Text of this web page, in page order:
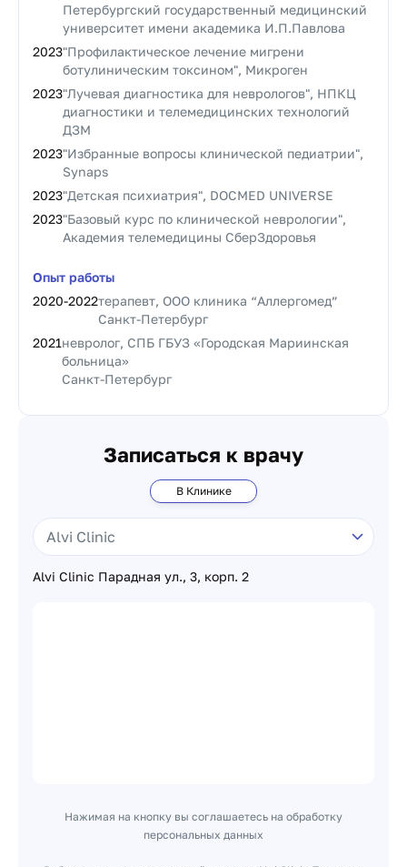
Петербургский государственный медицинский
университет имени академика И.П.Павлова
2023"Профилактическое лечение мигрени
ботулиническим токсином", Микроген
2023"Лучевая диагностика для неврологов", НПКЦ
диагностики и телемедицинских технологий
ДЗМ
2023"Избранные вопросы клинической педиатрии",
Synaps
2023"Детская психиатрия", DOCMED UNIVERSE
2023"Базовый курс по клинической неврологии",
Академия телемедицины СберЗдоровья
Опыт работы
2020-2022терапевт, OOO клиника “Аллергомед”
Санкт-Петербург
2021невролог, СПБ ГБУЗ «Городская Мариинская
больница»
Санкт-Петербург
Записаться к врачу
В Клинике
Alvi Clinic Парадная ул., 3, корп. 2
Нажимая на кнопку вы соглашаетесь на обработку
персональных данных